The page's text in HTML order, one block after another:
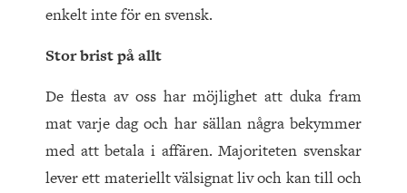
enkelt inte för en svensk.
Stor brist på allt
De flesta av oss har möjlighet att duka fram
mat varje dag och har sällan några bekymmer
med att betala i affären. Majoriteten svenskar
lever ett materiellt välsignat liv och kan till och